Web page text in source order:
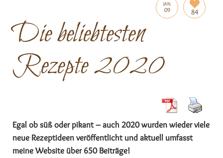
JAN.
09 84
Die beliebtesten
Rezepte 2020
Egal ob süß oder pikant – auch 2020 wurden wieder viele
neue Rezeptideen veröffentlicht und aktuell umfasst
meine Website über 650 Beiträge!